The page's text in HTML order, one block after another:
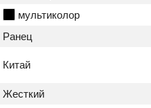
мультиколор
Ранец
Китай
Жесткий